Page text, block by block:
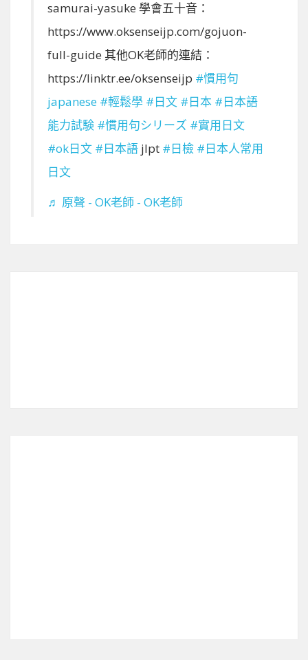
samurai-yasuke 學會五十音：
https://www.oksenseijp.com/gojuon-
full-guide 其他OK老師的連結：
https://linktr.ee/oksenseijp #慣用句
japanese #輕鬆學 #日文 #日本 #日本語
能力試験 #慣用句シリーズ #實用日文
#ok日文 #日本語 jlpt #日檢 #日本人常用
日文
♬ 原聲 - OK老師 - OK老師